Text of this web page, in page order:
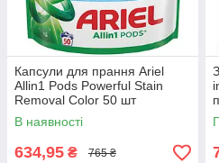
Капсули для прання Ariel
Allin1 Pods Powerful Stain
Removal Color 50 шт
В наявності
634,95 ₴ 765 ₴